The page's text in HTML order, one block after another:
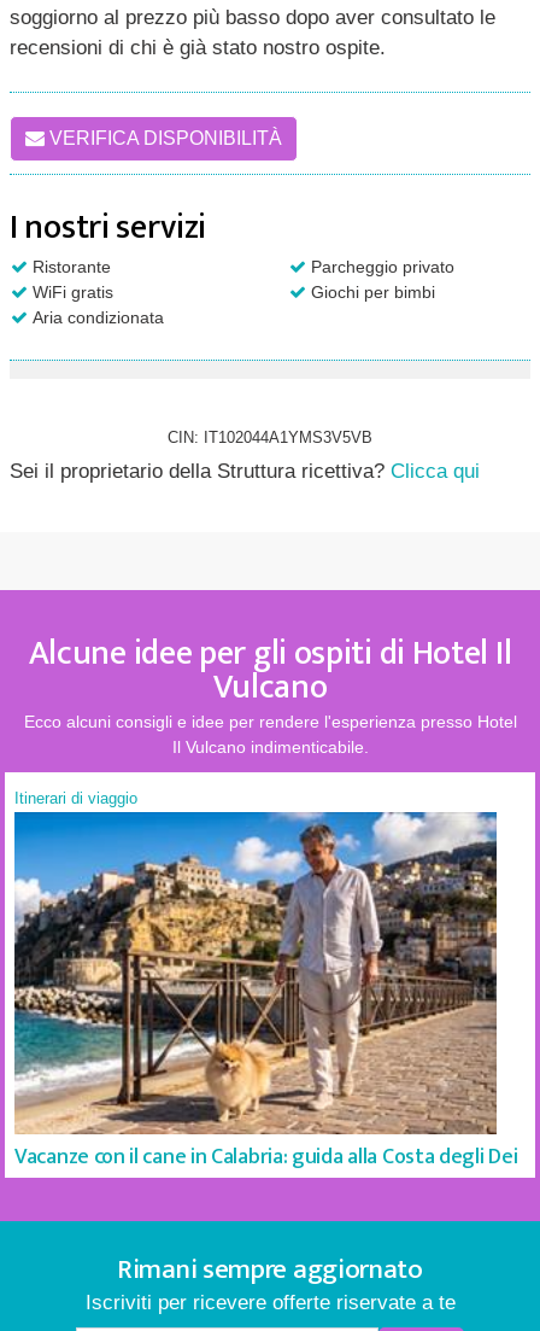
soggiorno al prezzo più basso dopo aver consultato le
recensioni di chi è già stato nostro ospite.
VERIFICA DISPONIBILITÀ
I nostri servizi
Ristorante
Parcheggio privato
WiFi gratis
Giochi per bimbi
Aria condizionata
CIN: IT102044A1YMS3V5VB
Sei il proprietario della Struttura ricettiva? Clicca qui
Alcune idee per gli ospiti di Hotel Il
Vulcano
Ecco alcuni consigli e idee per rendere l'esperienza presso Hotel
Il Vulcano indimenticabile.
Itinerari di viaggio
Vacanze con il cane in Calabria: guida alla Costa degli Dei
Rimani sempre aggiornato
Iscriviti per ricevere offerte riservate a te